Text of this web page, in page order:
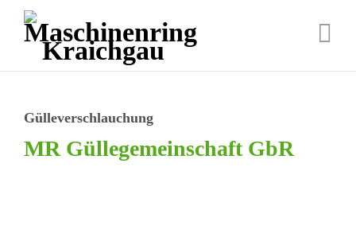
Gülleverschlauchung
MR Güllegemeinschaft GbR